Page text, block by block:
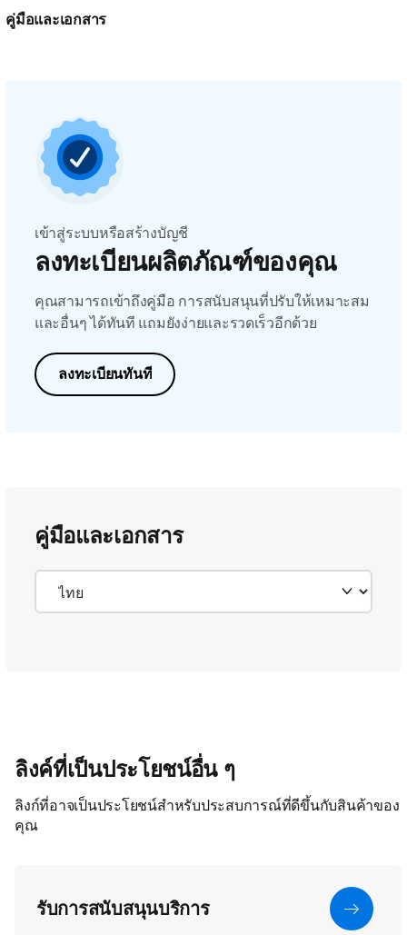
คู่มือและเอกสาร
เข้าสู่ระบบหรือสร้างบัญชี
ลงทะเบียนผลิตภัณฑ์ของคุณ
คุณสามารถเข้าถึงคู่มือ การสนับสนุนที่ปรับให้เหมาะสม
และอื่นๆ ได้ทันที แถมยังง่ายและรวดเร็วอีกด้วย
ลงทะเบียนทันที
คู่มือและเอกสาร
ลิงค์ที่เป็นประโยชน์อื่น ๆ
ลิงก์ที่อาจเป็นประโยชน์สำหรับประสบการณ์ที่ดีขึ้นกับสินค้าของ
คุณ
รับการสนับสนุนบริการ